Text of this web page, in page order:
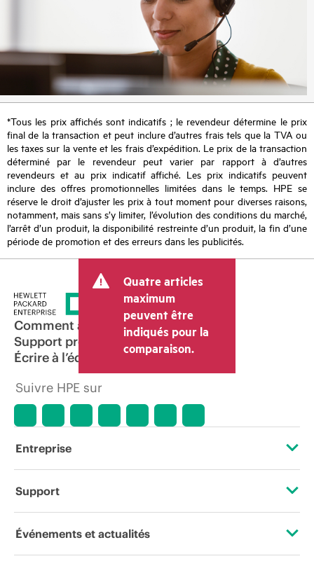
*Tous les prix affichés sont indicatifs ; le revendeur détermine le prix
final de la transaction et peut inclure d’autres frais tels que la TVA ou
les taxes sur la vente et les frais d’expédition. Le prix de la transaction
déterminé par le revendeur peut varier par rapport à d’autres
revendeurs et au prix indicatif affiché. Les prix indicatifs peuvent
inclure des offres promotionnelles limitées dans le temps. HPE se
réserve le droit d’ajuster les prix à tout moment pour diverses raisons,
notamment, mais sans s’y limiter, l’évolution des conditions du marché,
l’arrêt d’un produit, la disponibilité restreinte d’un produit, la fin d’une
période de promotion et des erreurs dans les publicités.
Quatre articles
maximum
peuvent être
indiqués pour la
comparaison.
Comment acheter
Support produit
Écrire à l’équipe commerciale
Suivre HPE sur
Entreprise
À propos de HPE
Support
Services d’assistance opérationnelle (OSS)
Événements et actualités